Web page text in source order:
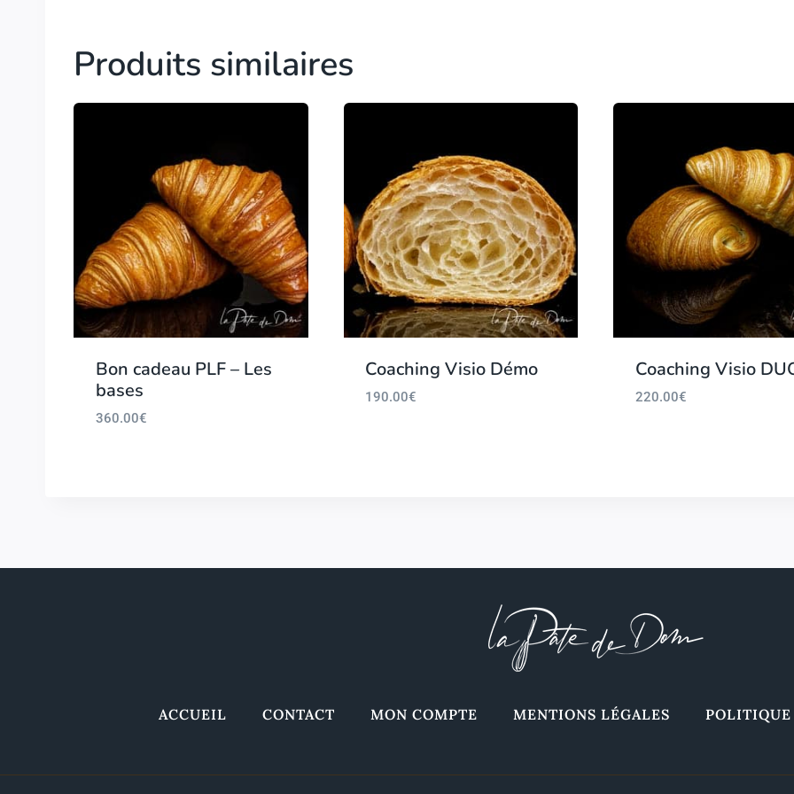
Produits similaires
Bon cadeau PLF – Les
bases
360.00€
Coaching Visio Démo
190.00€
Coaching Visio
220.00€
ACCUEIL CONTACT MON COMPTE MENTIONS LÉGALES